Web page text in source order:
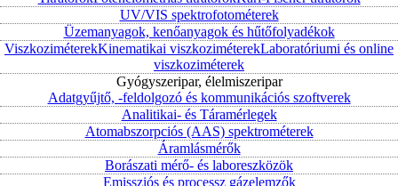
UV/VIS spektrofotométerek
Üzemanyagok, kenőanyagok és hűtőfolyadékok
ViszkoziméterekKinematikai viszkoziméterekLaboratóriumi és online
viszkoziméterek
Gyógyszeripar, élelmiszeripar
Adatgyűjtő, -feldolgozó és kommunikációs szoftverek
Analitikai- és Táramérlegek
Atomabszorpciós (AAS) spektrométerek
Áramlásmérők
Borászati mérő- és laboreszközök
Emissziós és processz gázelemzők